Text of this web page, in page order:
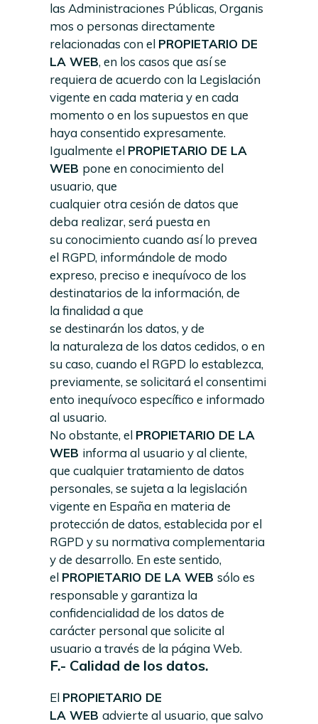
las Administraciones Públicas, Organis
mos o personas directamente
relacionadas con el PROPIETARIO DE
LA WEB, en los casos que así se
requiera de acuerdo con la Legislación
vigente en cada materia y en cada
momento o en los supuestos en que
haya consentido expresamente.
Igualmente el PROPIETARIO DE LA
WEB pone en conocimiento del
usuario, que
cualquier otra cesión de datos que
deba realizar, será puesta en
su conocimiento cuando así lo prevea
el RGPD, informándole de modo
expreso, preciso e inequívoco de los
destinatarios de la información, de
la finalidad a que
se destinarán los datos, y de
la naturaleza de los datos cedidos, o en
su caso, cuando el RGPD lo establezca,
previamente, se solicitará el consentimi
ento inequívoco específico e informado
al usuario.
No obstante, el PROPIETARIO DE LA
WEB informa al usuario y al cliente,
que cualquier tratamiento de datos
personales, se sujeta a la legislación
vigente en España en materia de
protección de datos, establecida por el
RGPD y su normativa complementaria
y de desarrollo. En este sentido,
el PROPIETARIO DE LA WEB sólo es
responsable y garantiza la
confidencialidad de los datos de
carácter personal que solicite al
usuario a través de la página Web.
F.- Calidad de los datos.
El PROPIETARIO DE
LA WEB advierte al usuario, que salvo